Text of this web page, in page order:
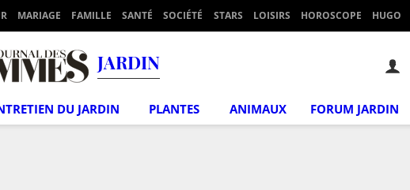
MARIAGE FAMILLE SANTÉ SOCIÉTÉ STARS LOISIRS HOROSCOPE HUGO
JARDIN
DU JARDIN PLANTES ANIMAUX FORUM JARDIN